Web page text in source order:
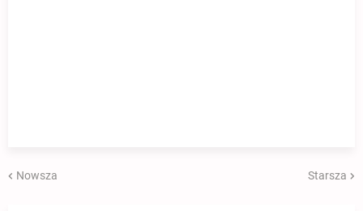
Nowsza Starsza